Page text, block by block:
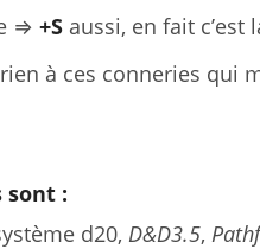
⇒ +S aussi, en fait c’est
à ces conneries qui
sont :
d20, D&D3.5,